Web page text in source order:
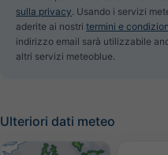
sulla privacy . Usando i servizi
aderite ai nostri termini e
indirizzo email sarà utilizzabile
altri servizi meteoblue.
Ulteriori dati meteo